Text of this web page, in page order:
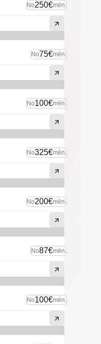
No250€mēn.
No75€mēn.
No100€mēn.
No325€mēn.
No200€mēn.
No87€mēn.
No100€mēn.